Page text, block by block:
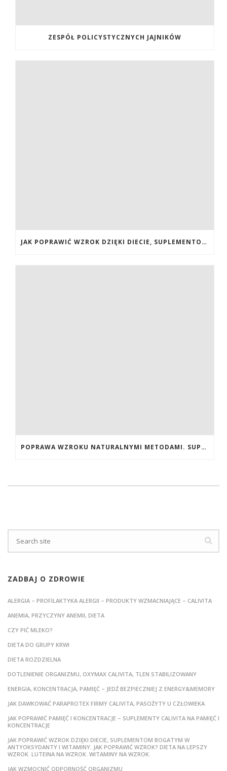
ZESPÓŁ POLICYSTYCZNYCH JAJNIKÓW
JAK POPRAWIĆ WZROK DZIĘKI DIECIE, SUPLEMENTOM BOGATYM W ANTYOKSYDANTY I WITAMINY. JAK POPRAWIĆ WZROK? DIETA NA LEPSZY WZROK. LUTEINA NA WZROK. WITAMINY NA WZROK.
POPRAWA WZROKU NATURALNYMI METODAMI. SUPLEMENTY CALIVITA NA POPRAWĘ WZROKU
ZADBAJ O ZDROWIE
ALERGIA – PROFILAKTYKA ALERGII – PRODUKTY WZMACNIAJĄCE – CALIVITA
ANEMIA, PRZYCZYNY ANEMII, DIETA
CZY PIĆ MLEKO?
DIETA DO GRUPY KRWI
DIETA ROZDZIELNA
DOTLENIENIE ORGANIZMU, OXYMAX CALIVITA, TLEN STABILIZOWANY
ENERGIA, KONCENTRACJA, PAMIĘĆ – JEDŹ BEZPIECZNIEJ Z ENERGY&MEMORY
JAK DAWKOWAĆ PARAPROTEX FIRMY CALIVITA, PASOŻYTY U CZŁOWIEKA
JAK POPRAWIĆ PAMIĘĆ I KONCENTRACJE – SUPLEMENTY CALIVITA NA PAMIĘĆ I
KONCENTRACJE
JAK POPRAWIĆ WZROK DZIĘKI DIECIE, SUPLEMENTOM BOGATYM W
ANTYOKSYDANTY I WITAMINY. JAK POPRAWIĆ WZROK? DIETA NA LEPSZY
WZROK. LUTEINA NA WZROK. WITAMINY NA WZROK.
JAK WZMOCNIĆ ODPORNOŚĆ ORGANIZMU